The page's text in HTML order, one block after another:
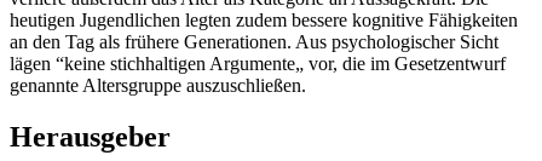
heutigen Jugendlichen legten zudem bessere kognitive Fähigkeiten
an den Tag als frühere Generationen. Aus psychologischer Sicht
lägen “keine stichhaltigen Argumente„ vor, die im Gesetzentwurf
genannte Altersgruppe auszuschließen.
Herausgeber